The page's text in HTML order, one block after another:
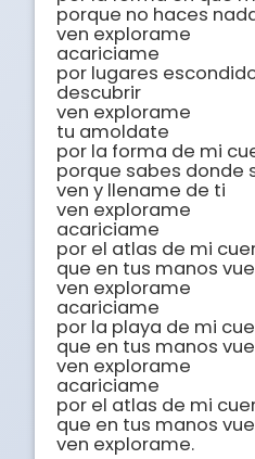
porque no haces
ven explorame
acariciame
por lugares
descubrir
ven explorame
tu amoldate
por la forma de mi
porque sabes donde
ven y llename de ti
ven explorame
acariciame
por el atlas de mi
que en tus manos
ven explorame
acariciame
por la playa de mi
que en tus manos
ven explorame
acariciame
por el atlas de mi
que en tus manos
ven explorame.